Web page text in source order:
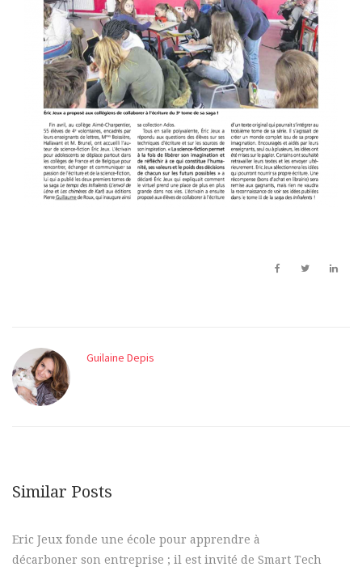
Guilaine Depis
Similar Posts
Eric Jeux fonde une école pour apprendre à
décarboner son entreprise ; il est invité de Smart Tech